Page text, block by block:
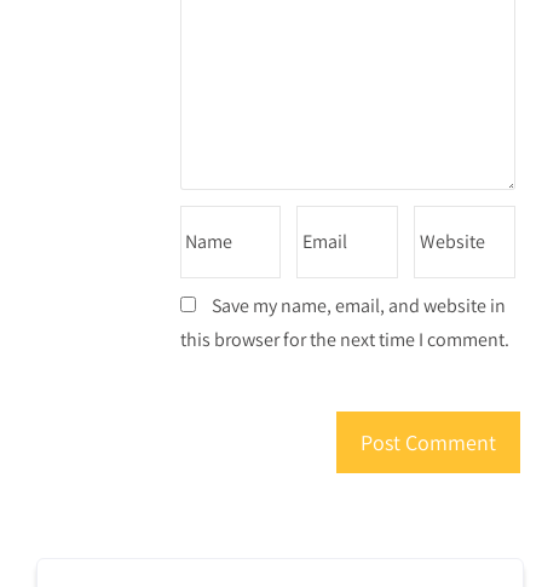
Save my name, email, and website in
this browser for the next time I comment.